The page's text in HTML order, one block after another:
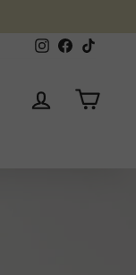
InstagramFacebook
Log ind